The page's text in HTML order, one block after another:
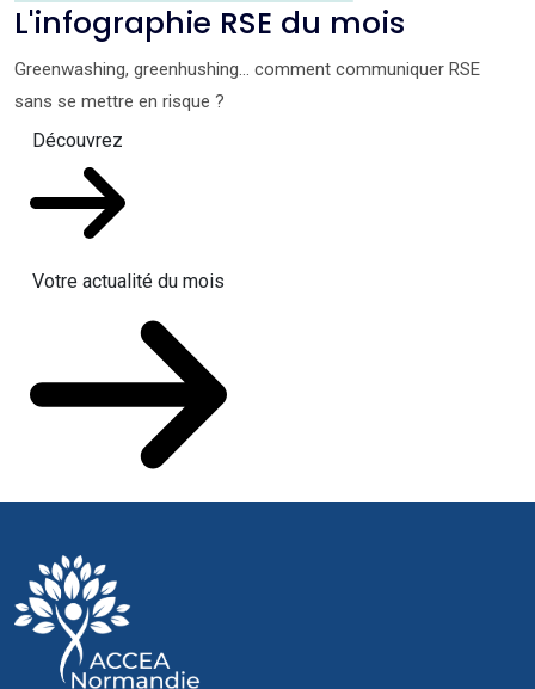
L'infographie RSE du mois
Greenwashing, greenhushing… comment communiquer RSE
sans se mettre en risque ?
Découvrez
Votre actualité du mois